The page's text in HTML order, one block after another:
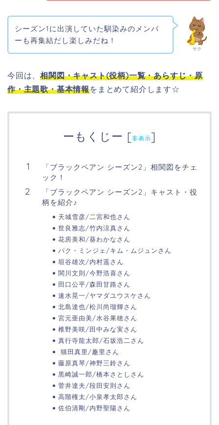
サク
シーズン1に出演していた馴染みのメンバ
ーも再集結だし楽しみだね！
今回は、相関図・キャスト(役柄)一覧・あらすじ・原
作・主題歌・基本情報をまとめて紹介します☆
ーもくじー [非表示]
「ブラックペアン シーズン2」相関図をチェ
ック！
「ブラックペアン シーズン2」キャスト・役
柄を紹介♪
天城雪彦/二宮和也さん
世良雅志/竹内涼真さん
花房美和/葵わかなさん
パク・ミンジェ/キム・ムジュンさん
垣谷雄次/内村遥さん
関川文則/今野浩喜さん
田口公平/森田甘路さん
速水晃一/ヤマダユウスケさん
北島達也/松川尚瑠輝さん
宮元亜由美/水谷果穂さん
椎野美咲/田中みな実さん
真行寺龍太郎/石坂浩二さん
猫田真里/趣里さん
藤原真琴/神野三鈴さん
黒崎誠一郎/橋本さとしさん
菅井達夫/段田安則さん
高階権太/小泉孝太郎さん
佐伯清剛/内野聖陽さん